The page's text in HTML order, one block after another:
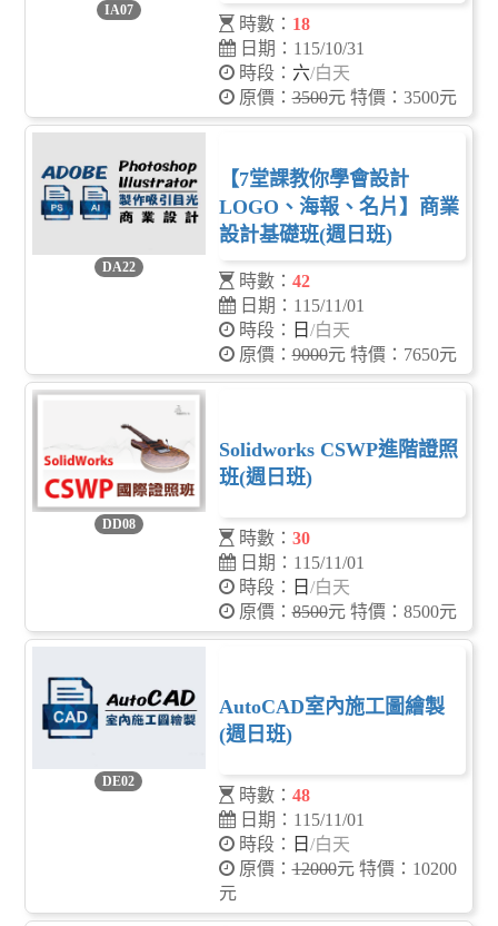
IA07
時數： 18
日期：115/10/31
時段： 六/白天
原價：3500元 特價：3500元
DA22
【7堂課教你學會設計
LOGO、海報、名片】商業
設計基礎班(週日班)
時數： 42
日期：115/11/01
時段：
日 /白天
原價：9000元 特價：7650元
DD08
Solidworks CSWP進階證照
班(週日班)
時數： 30
日期：115/11/01
時段：
日 /白天
原價：8500元 特價：8500元
DE02
AutoCAD室內施工圖繪製
(週日班)
時數： 48
日期：115/11/01
時段：
日 /白天
原價：12000元 特價：10200
元